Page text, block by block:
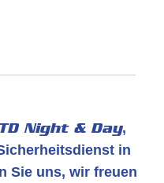
Night & Day,
in
Sie uns, wir freuen